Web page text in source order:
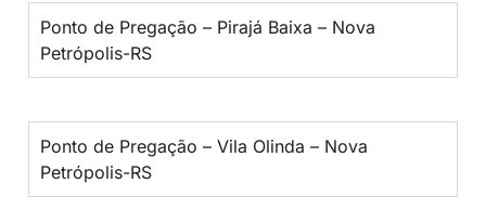
Ponto de Pregação – Pirajá Baixa – Nova
Petrópolis-RS
Ponto de Pregação – Vila Olinda – Nova
Petrópolis-RS